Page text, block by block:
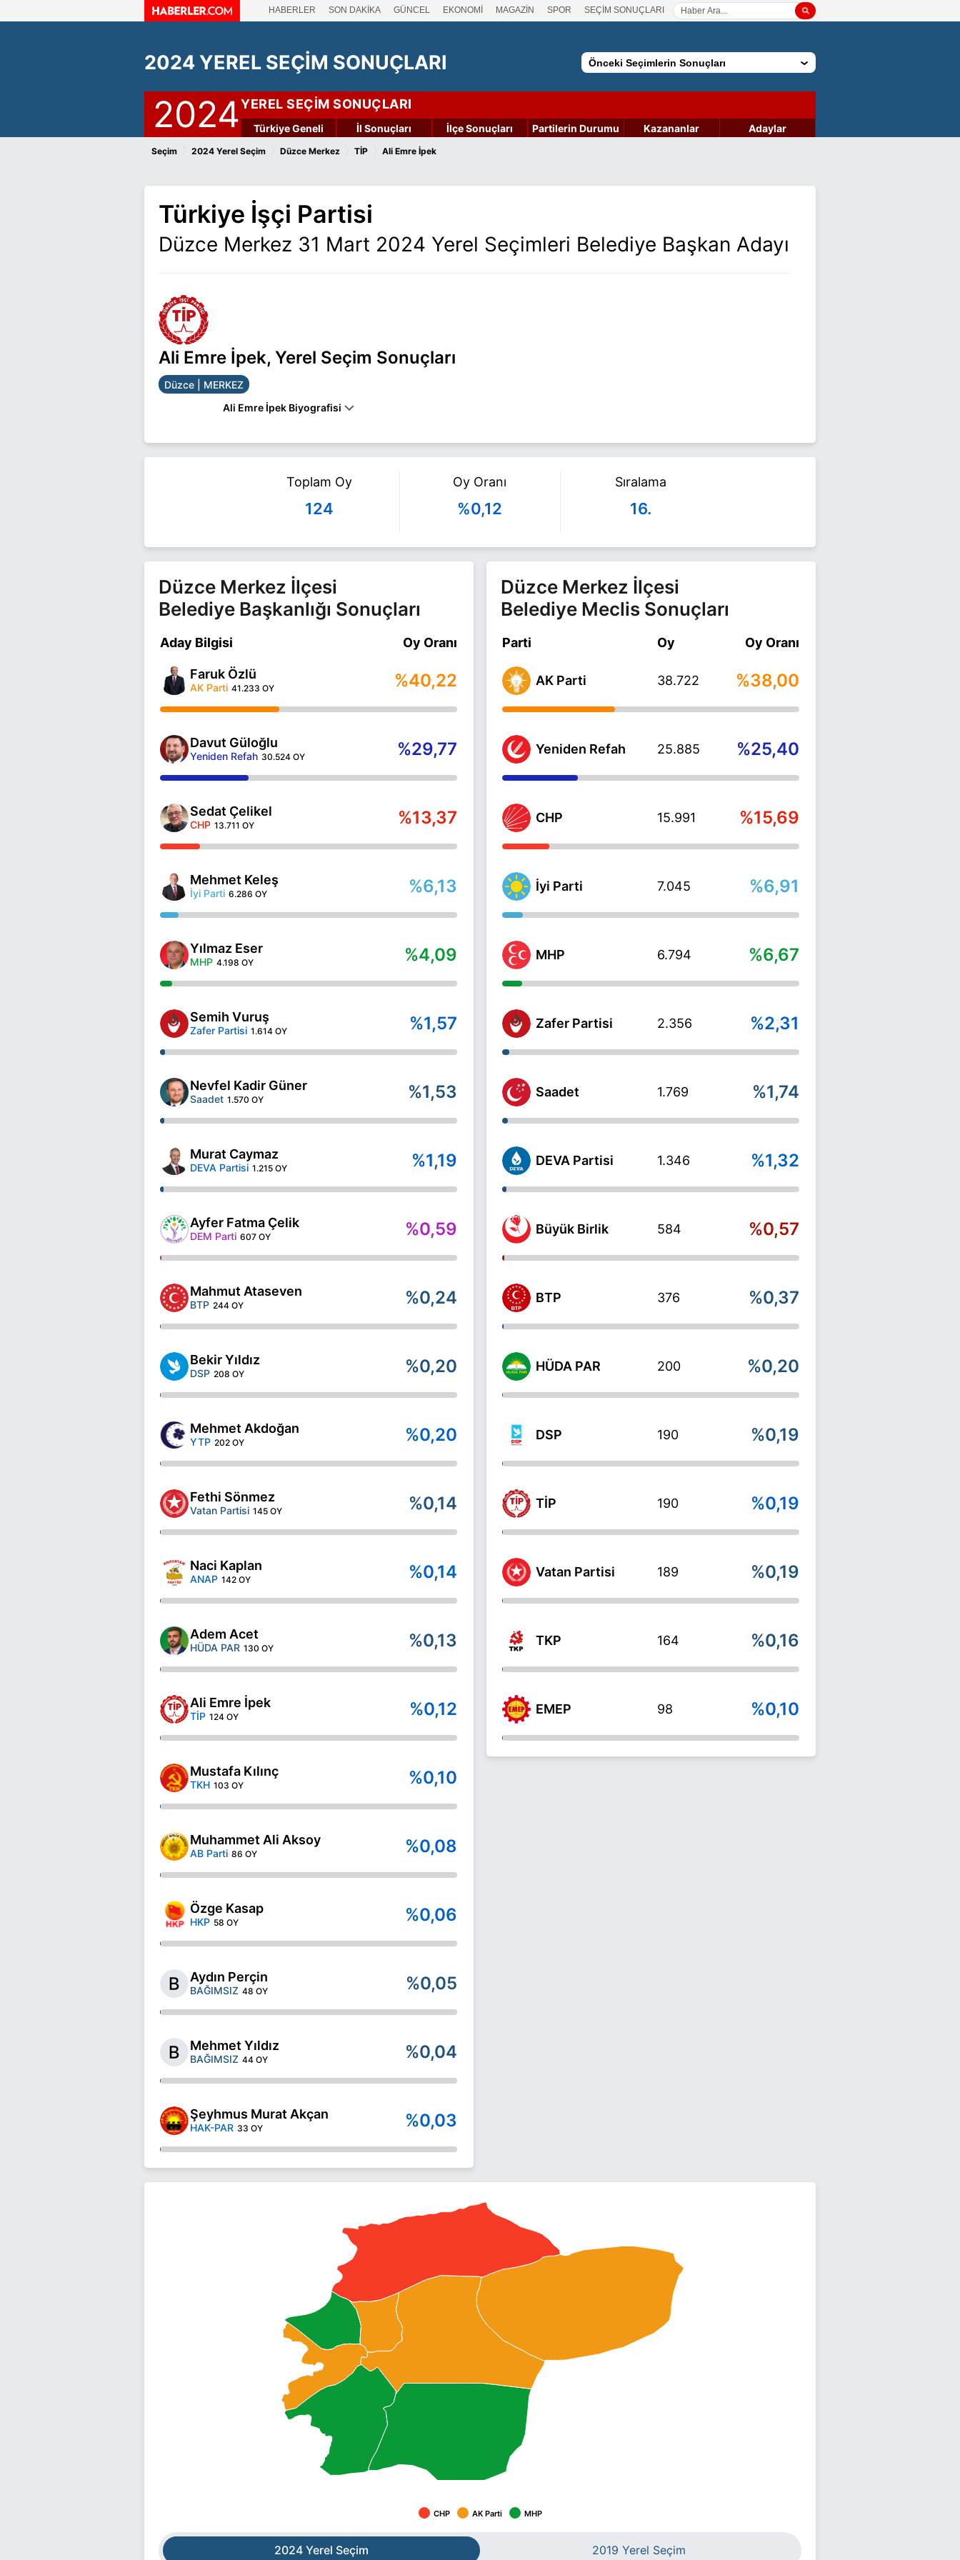
HABERLER SON DAKİKA GÜNCEL EKONOMİ MAGAZİN SPOR SEÇİM SONUÇLARI
2024 YEREL SEÇİM SONUÇLARI Önceki Seçimlerin Sonuçları
2024YEREL SEÇİM SONUÇLARI
Türkiye Geneli İl Sonuçları İlçe Sonuçları Partilerin Durumu Kazananlar Adaylar
Seçim 2024 Yerel Seçim Düzce Merkez TİP Ali Emre İpek
Türkiye İşçi Partisi
Düzce Merkez 31 Mart 2024 Yerel Seçimleri Belediye Başkan Adayı
Ali Emre İpek, Yerel Seçim Sonuçları
Düzce | MERKEZ
Ali Emre İpek Biyografisi
ile ilgili daha fazla bilgi için
Ali Emre İpek Haberlerisayfamızı ziyaret edin.
Toplam Oy
124
Oy Oranı
%0,12
Sıralama
16.
Düzce Merkez İlçesi
Belediye Başkanlığı Sonuçları
Aday Bilgisi Oy Oranı
Faruk Özlü
AK Parti 41.233 OY %40,22
Davut Güloğlu
Yeniden Refah 30.524 OY %29,77
Sedat Çelikel
CHP 13.711 OY %13,37
Mehmet Keleş
İyi Parti 6.286 OY %6,13
Yılmaz Eser
MHP 4.198 OY %4,09
Semih Vuruş
Zafer Partisi 1.614 OY %1,57
Nevfel Kadir Güner
Saadet 1.570 OY %1,53
Murat Caymaz
DEVA Partisi 1.215 OY %1,19
Ayfer Fatma Çelik
DEM Parti 607 OY %0,59
Mahmut Ataseven
BTP 244 OY %0,24
Bekir Yıldız
DSP 208 OY %0,20
Mehmet Akdoğan
YTP 202 OY %0,20
Fethi Sönmez
Vatan Partisi 145 OY %0,14
Naci Kaplan
ANAP 142 OY %0,14
Adem Acet
HÜDA PAR 130 OY %0,13
Ali Emre İpek
TİP 124 OY %0,12
Mustafa Kılınç
TKH 103 OY %0,10
Muhammet Ali Aksoy
AB Parti 86 OY %0,08
Özge Kasap
HKP 58 OY %0,06
Aydın Perçin
BAĞIMSIZ 48 OY %0,05
Mehmet Yıldız
BAĞIMSIZ 44 OY %0,04
Şeyhmus Murat Akçan
HAK-PAR 33 OY %0,03
Düzce Merkez İlçesi
Belediye Meclis Sonuçları
Parti Oy Oy Oranı
AK Parti 38.722 %38,00
Yeniden Refah 25.885 %25,40
CHP 15.991 %15,69
İyi Parti 7.045 %6,91
MHP 6.794 %6,67
Zafer Partisi 2.356 %2,31
Saadet 1.769 %1,74
DEVA Partisi 1.346 %1,32
Büyük Birlik 584 %0,57
BTP 376 %0,37
HÜDA PAR 200 %0,20
DSP 190 %0,19
TİP 190 %0,19
Vatan Partisi 189 %0,19
TKP 164 %0,16
EMEP 98 %0,10
CHP AK Parti MHP
2024 Yerel Seçim 2019 Yerel Seçim